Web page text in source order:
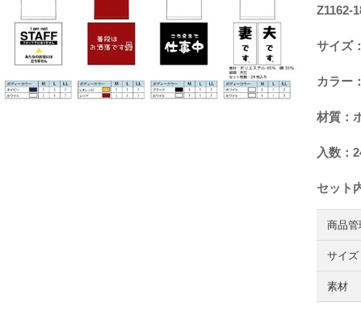
Z1162-
サイズ
カラー
材質：
入数：
セット
商品管
サイズ
素材